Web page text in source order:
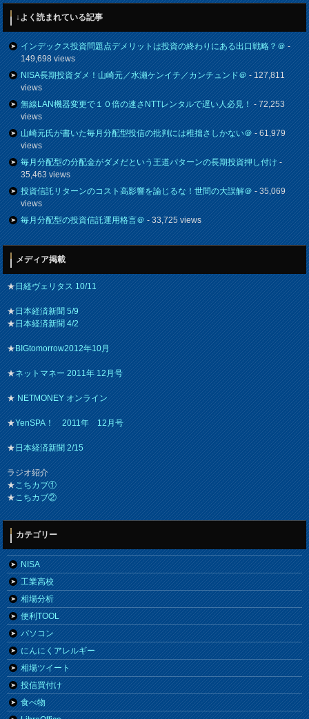
↓よく読まれている記事
インデックス投資問題点デメリットは投資の終わりにある出口戦略？＠-
149,698 views
NISA長期投資ダメ！山崎元／水瀬ケンイチ／カンチュンド＠- 127,811
views
無線LAN機器変更で１０倍の速さNTTレンタルで遅い人必見！- 72,253
views
山崎元氏が書いた毎月分配型投信の批判には稚拙さしかない＠- 61,979
views
毎月分配型の分配金がダメだという王道パターンの長期投資押し付け-
35,463 views
投資信託リターンのコスト高影響を論じるな！世間の大誤解＠- 35,069
views
毎月分配型の投資信託運用格言＠- 33,725 views
メディア掲載
★日経ヴェリタス 10/11
★日本経済新聞 5/9
★日本経済新聞 4/2
★BIGtomorrow2012年10月
★ネットマネー 2011年 12月号
★NETMONEY オンライン
★YenSPA！ 2011年 12月号
★日本経済新聞 2/15
ラジオ紹介
★こちカブ①
★こちカブ②
カテゴリー
NISA
工業高校
相場分析
便利TOOL
パソコン
にんにくアレルギー
相場ツイート
投信買付け
食べ物